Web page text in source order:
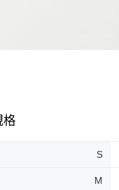
格
S
M